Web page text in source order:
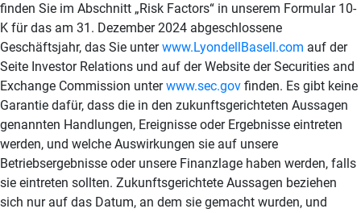
finden Sie im Abschnitt „Risk Factors“ in unserem Formular 10-
K für das am 31. Dezember 2024 abgeschlossene
Geschäftsjahr, das Sie unterwww.LyondellBasell.com auf der
Seite Investor Relations und auf der Website der Securities and
Exchange Commission unterwww.sec.gov finden. Es gibt keine
Garantie dafür, dass die in den zukunftsgerichteten Aussagen
genannten Handlungen, Ereignisse oder Ergebnisse eintreten
werden, und welche Auswirkungen sie auf unsere
Betriebsergebnisse oder unsere Finanzlage haben werden, falls
sie eintreten sollten. Zukunftsgerichtete Aussagen beziehen
sich nur auf das Datum, an dem sie gemacht wurden, und